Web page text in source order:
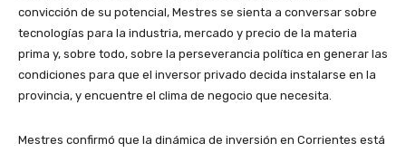
convicción de su potencial, Mestres se sienta a conversar sobre
tecnologías para la industria, mercado y precio de la materia
prima y, sobre todo, sobre la perseverancia política en generar las
condiciones para que el inversor privado decida instalarse en la
provincia, y encuentre el clima de negocio que necesita.
Mestres confirmó que la dinámica de inversión en Corrientes está